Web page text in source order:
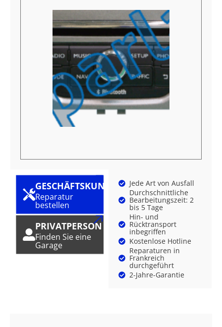
GESCHÄFTSKUNDE
Reparatur
bestellen
PRIVATPERSON
Finden Sie eine
Garage
Jede Art von Ausfall
Durchschnittliche
Bearbeitungszeit: 2
bis 5 Tage
Hin- und
Rücktransport
inbegriffen
Kostenlose Hotline
Reparaturen in
Frankreich
durchgeführt
2-Jahre-Garantie